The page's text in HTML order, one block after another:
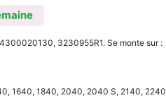
3230955R1. Se monte sur :
1640, 1840, 2040, 2040 S, 2140, 2240